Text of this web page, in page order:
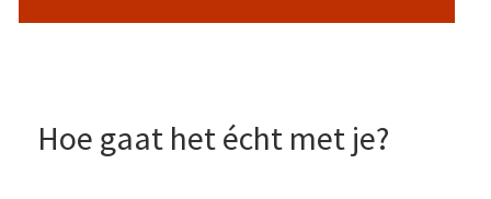
Hoe gaat het écht met je?